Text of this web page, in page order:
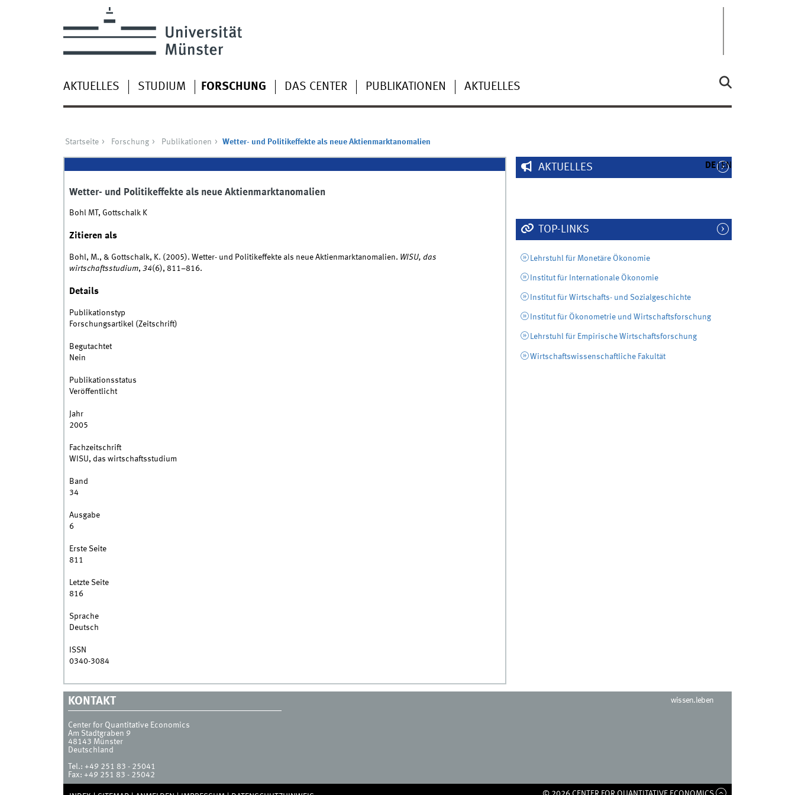
AKTUELLES STUDIUM FORSCHUNG DAS CENTER PUBLIKATIONEN AKTUELLES
DE EN
Startseite Forschung Publikationen Wetter- und Politikeffekte als neue Aktienmarktanomalien
Wetter- und Politikeffekte als neue Aktienmarktanomalien
Bohl MT, Gottschalk K
Zitieren als
Bohl, M., & Gottschalk, K. (2005). Wetter- und Politikeffekte als neue Aktienmarktanomalien. WISU, das
wirtschaftsstudium, 34(6), 811–816.
Details
Publikationstyp
Forschungsartikel (Zeitschrift)
Begutachtet
Nein
Publikationsstatus
Veröffentlicht
Jahr
2005
Fachzeitschrift
WISU, das wirtschaftsstudium
Band
34
Ausgabe
6
Erste Seite
811
Letzte Seite
816
Sprache
Deutsch
ISSN
0340-3084
AKTUELLES
TOP-LINKS
Lehrstuhl für Monetäre Ökonomie
Institut für Internationale Ökonomie
Institut für Wirtschafts- und Sozialgeschichte
Institut für Ökonometrie und Wirtschaftsforschung
Lehrstuhl für Empirische Wirtschaftsforschung
Wirtschaftswissenschaftliche Fakultät
KONTAKT
Center for Quantitative Economics
Am Stadtgraben 9
48143 Münster
Deutschland
Tel.: +49 251 83 - 25041
Fax: +49 251 83 - 25042
wissen.leben